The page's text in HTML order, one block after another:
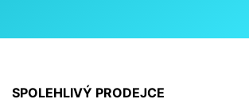
SPOLEHLIVÝ PRODEJCE